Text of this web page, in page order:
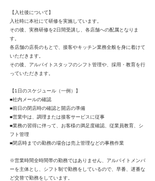
【入社後について】
入社時に本社にて研修を実施しています。
その後、実務研修を2日間受講し、各店舗への配属となりま
す。
各店舗の店長のもとで、接客やキッチン業務全般を身に着けて
いただきます。
その後、アルバイトスタッフのシフト管理や、採用・教育を行
っていただきます。
【1日のスケジュール（一例）】
■社内メールの確認
■前日の閉店時の確認と開店の準備
■営業中は、調理または接客サービスに従事
■業務の習得に伴って、お客様の満足度確認、従業員教育、シ
フト管理
■閉店時までの勤務の場合は売上管理などの事務作業
※営業時間全時間帯の勤務ではありません、アルバイトメンバ
ーを主体とし、シフト制で勤務をしているので、早番、遅番な
ど交替で勤務をしています。